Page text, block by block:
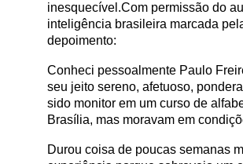
inesquecível.Com permissão do
inteligência brasileira marcada
depoimento:
Conheci pessoalmente Paulo
seu jeito sereno, afetuoso,
sido monitor em um curso de
Brasília, mas moravam em
Durou coisa de poucas semanas